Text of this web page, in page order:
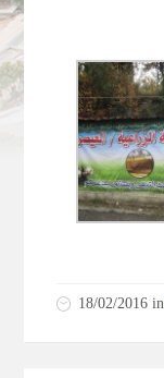
18/02/2016 in